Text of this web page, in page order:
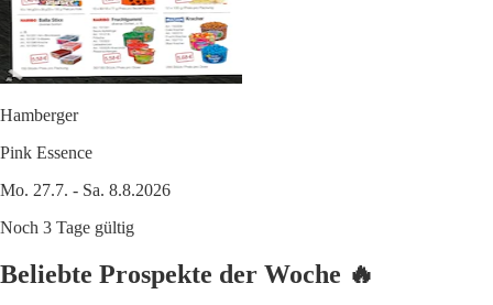
Hamberger
Pink Essence
Mo. 27.7. - Sa. 8.8.2026
Noch 3 Tage gültig
Beliebte Prospekte der Woche 🔥